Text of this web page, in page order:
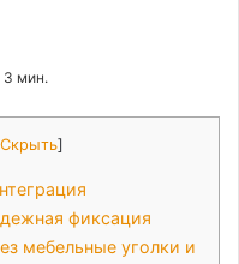
3 мин.
Скрыть]
фиксация
мебельные уголки и